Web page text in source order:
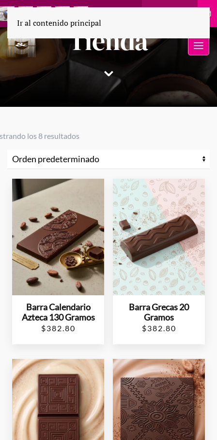
Tienda
⌄
Ir al contenido principal
los 8 resultados
Barra Calendario
Azteca 130 Gramos
$382.80
Barra Grecas 20
Gramos
$382.80